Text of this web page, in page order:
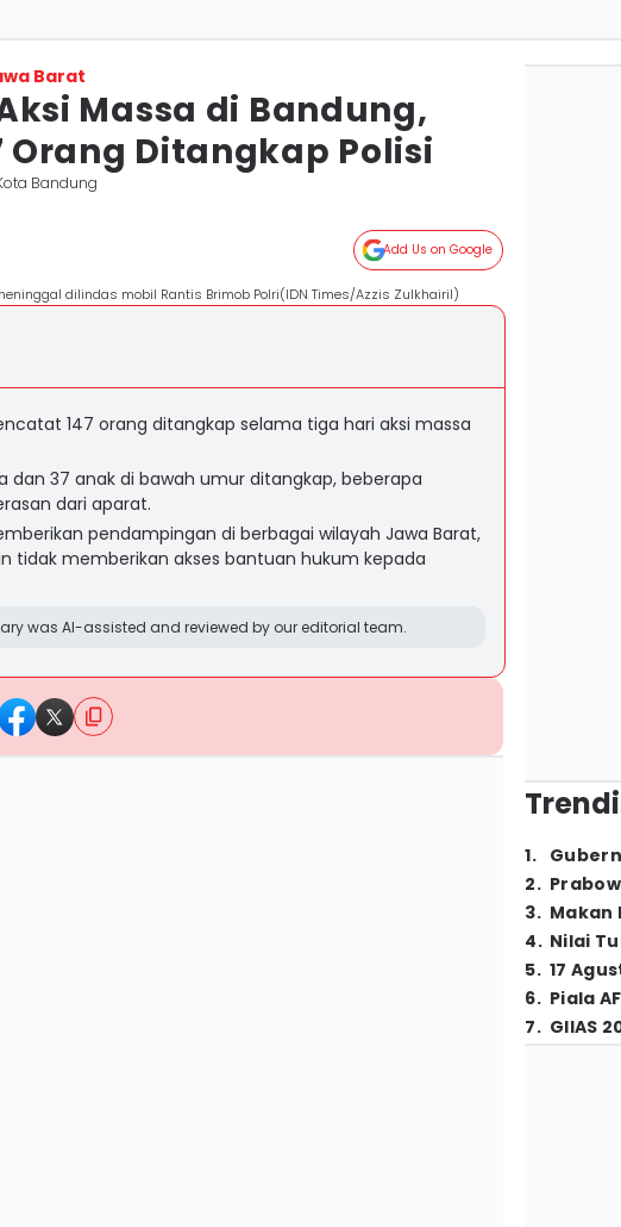
Barat
Massa di Bandung,
Orang Ditangkap Polisi
Bandung
Add Us on Google
dilindas mobil Rantis Brimob Polri(IDN Times/Azzis Zulkhairil)
147 orang ditangkap selama tiga hari aksi massa
dan 37 anak di bawah umur ditangkap, beberapa
dari aparat.
pendampingan di berbagai wilayah Jawa Barat,
tidak memberikan akses bantuan hukum kepada
was AI-assisted and reviewed by our editorial team.
1.
2.
3. Makan
4. Nilai
5. 17
6. Piala
7. GIIAS